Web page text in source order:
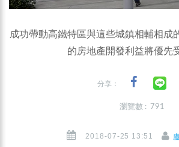
成功帶動高鐵特區與這些城鎮相輔相成
的房地產開發利益將優先
分享：
瀏覽數 : 791
2018-07-25 13:51